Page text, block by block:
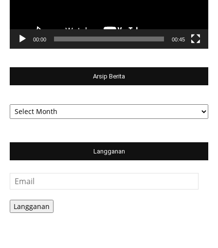
00:00 00:45
Arsip Berita
Arsip
Berita
Langganan
Email
Langganan